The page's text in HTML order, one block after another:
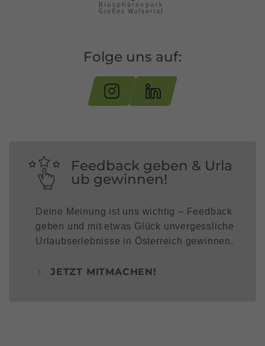
Folge uns auf:
Feedback geben & Urla
ub gewinnen!
Deine Meinung ist uns wichtig – Feedback
geben und mit etwas Glück unvergessliche
Urlaubserlebnisse in Österreich gewinnen.
JETZT MITMACHEN!